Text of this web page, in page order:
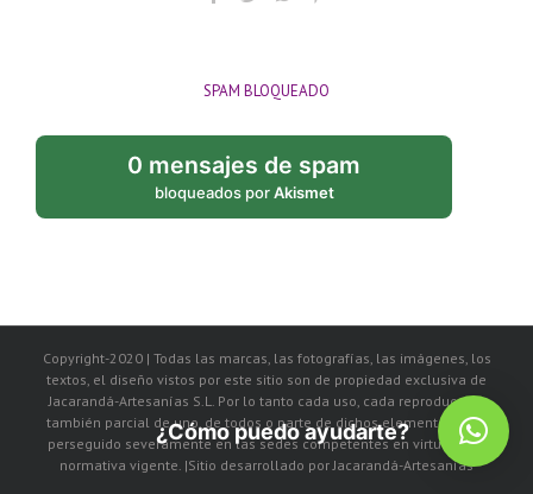
SPAM BLOQUEADO
0 mensajes de spam
bloqueados porAkismet
Copyright-2020 | Todas las marcas, las fotografías, las imágenes, los
textos, el diseño vistos por este sitio son de propiedad exclusiva de
Jacarandá-Artesanías S.L. Por lo tanto cada uso, cada reproducción
también parcial de uno, de todos o parte de dichos elementos, será
perseguido severamente en las sedes competentes en virtud de la
normativa vigente. |Sitio desarrollado por Jacarandá-Artesanías
¿Cómo puedo ayudarte?